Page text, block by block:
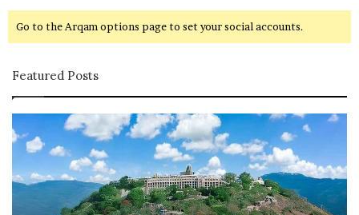
Go to the Arqam options page to set your social accounts.
Featured Posts
ழ
மு